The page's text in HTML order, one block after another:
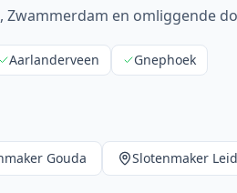
Zwammerdam en omliggende
Aarlanderveen Gnephoek
Gouda Slotenmaker